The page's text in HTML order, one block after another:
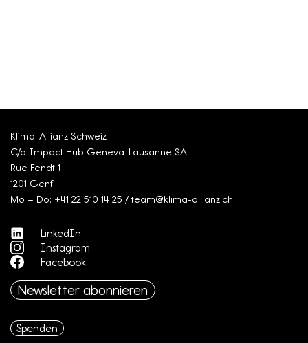
Klima-Allianz Schweiz
C/o Impact Hub Geneva-Lausanne SA
Rue Fendt 1
1201 Genf
Mo – Do: +41 22 510 14 25 / team@klima-allianz.ch
LinkedIn
Instagram
Facebook
Newsletter abonnieren
Spenden